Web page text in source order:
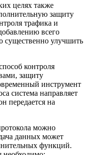
целях также
защиту
трафика и
всего
улучшить
контроля
защиту
инструмент
система направляет
передается на
можно
данных может
функций.